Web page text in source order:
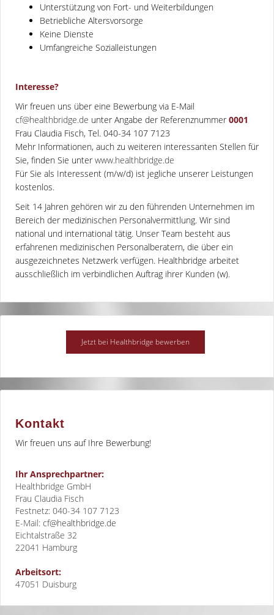
Unterstützung von Fort- und Weiterbildungen
Betriebliche Altersvorsorge
Keine Dienste
Umfangreiche Sozialleistungen
Interesse?
Wir freuen uns über eine Bewerbung via E-Mail
cf@healthbridge.de unter Angabe der Referenznummer 0001
Frau Claudia Fisch, Tel. 040-34 107 7123
Mehr Informationen, auch zu weiteren interessanten Stellen für
Sie, finden Sie unter www.healthbridge.de
Für Sie als Interessent (m/w/d) ist jegliche unserer Leistungen
kostenlos.
Seit 14 Jahren gehören wir zu den führenden Unternehmen im
Bereich der medizinischen Personalvermittlung. Wir sind
national und international tätig. Unser Team besteht aus
erfahrenen medizinischen Personalberatern, die über ein
ausgezeichnetes Netzwerk verfügen. Healthbridge arbeitet
ausschließlich im verbindlichen Auftrag ihrer Kunden (w).
Kontakt
Wir freuen uns auf Ihre Bewerbung!
Ihr Ansprechpartner:
Healthbridge GmbH
Frau Claudia Fisch
Festnetz: 040-34 107 7123
E-Mail: cf@healthbridge.de
Eichtalstraße 32
22041 Hamburg
Arbeitsort:
47051 Duisburg